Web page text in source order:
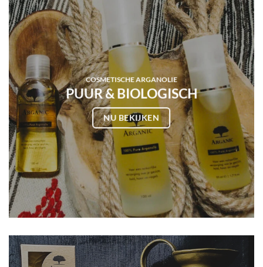
COSMETISCHE ARGANOLIE
PUUR & BIOLOGISCH
NU BEKIJKEN